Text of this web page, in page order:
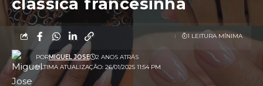
ULTIMA ATUALIZAÇÃO: 26/01/2025 11:54 PM
PORMIGUEL JOSE 2 ANOS ATRÁS
1 LEITURA MÍNIMA